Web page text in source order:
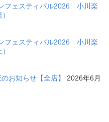
フェスティバル2026 小川楽
フェスティバル2026 小川楽
お知らせ【全店】
2026年6月